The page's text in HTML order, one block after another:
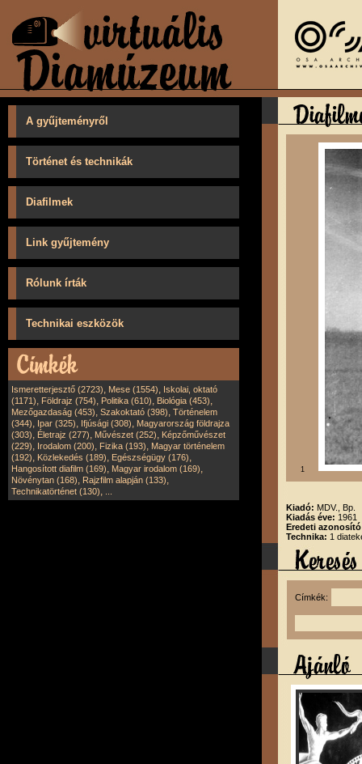
A gyűjteményről
Történet és technikák
Diafilmek
Link gyűjtemény
Rólunk írták
Technikai eszközök
Ismeretterjesztő (2723), Mese (1554), Iskolai, oktató
(1171), Földrajz (754), Politika (610), Biológia (453),
Mezőgazdaság (453), Szakoktató (398), Történelem
(344), Ipar (325), Ifjúsági (308), Magyarország földrajza
(303), Életrajz (277), Művészet (252), Képzőművészet
(229), Irodalom (200), Fizika (193), Magyar történelem
(192), Közlekedés (189), Egészségügy (176),
Hangosított diafilm (169), Magyar irodalom (169),
Növénytan (168), Rajzfilm alapján (133),
Technikatörténet (130),
1
Kiadó: MDV., Bp.
Kiadás éve: 1961
Eredeti
Technika: 1
Címkék: